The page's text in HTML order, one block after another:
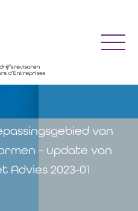
van
– update van
Advies 2023-01